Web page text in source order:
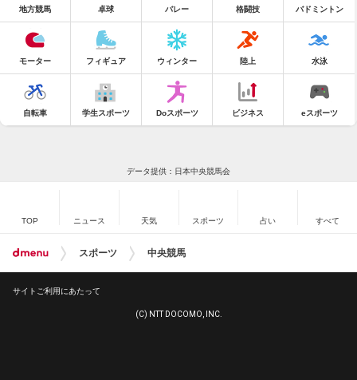
地方競馬 卓球 バレー 格闘技 バドミントン
モーター フィギュア ウィンター 陸上 水泳
自転車 学生スポーツ Doスポーツ ビジネス eスポーツ
データ提供：日本中央競馬会
TOP ニュース 天気 スポーツ 占い すべて
スポーツ 中央競馬
サイトご利用にあたって
(C) NTT DOCOMO, INC.